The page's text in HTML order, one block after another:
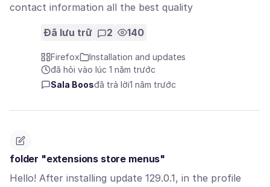
contact information all the best quality
Đã lưu trữ 2 140
Firefox
Installation and updates
đã hỏi vào lúc 1 năm trước
Sala Boosđã trả lời1 năm trước
folder "extensions store menus"
Hello! After installing update 129.0.1, in the profile